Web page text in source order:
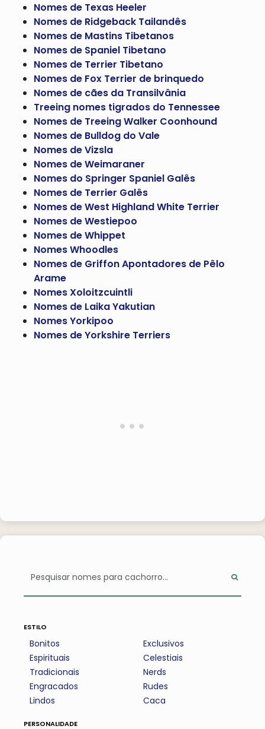
Nomes de Texas Heeler
Nomes de Ridgeback Tailandês
Nomes de Mastins Tibetanos
Nomes de Spaniel Tibetano
Nomes de Terrier Tibetano
Nomes de Fox Terrier de brinquedo
Nomes de cães da Transilvânia
Treeing nomes tigrados do Tennessee
Nomes de Treeing Walker Coonhound
Nomes de Bulldog do Vale
Nomes de Vizsla
Nomes de Weimaraner
Nomes do Springer Spaniel Galês
Nomes de Terrier Galês
Nomes de West Highland White Terrier
Nomes de Westiepoo
Nomes de Whippet
Nomes Whoodles
Nomes de Griffon Apontadores de Pêlo
Arame
Nomes Xoloitzcuintli
Nomes de Laika Yakutian
Nomes Yorkipoo
Nomes de Yorkshire Terriers
estilo
Bonitos
Espirituais
Tradicionais
Engracados
Lindos
Exclusivos
Celestiais
Nerds
Rudes
Caca
personalidade